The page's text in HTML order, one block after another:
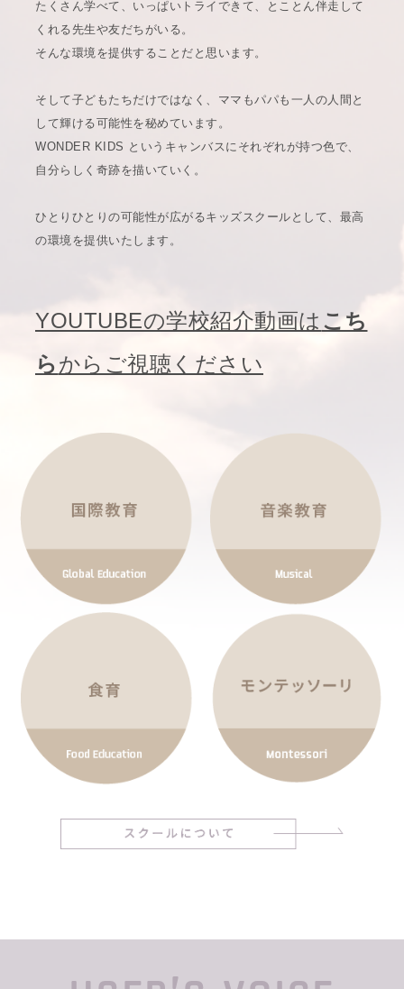
たくさん学べて、いっぱいトライできて、とことん伴走して
くれる先生や友だちがいる。
そんな環境を提供することだと思います。
そして子どもたちだけではなく、ママもパパも一人の人間と
して輝ける可能性を秘めています。
WONDER KIDS というキャンバスにそれぞれが持つ色で、
自分らしく奇跡を描いていく。
ひとりひとりの可能性が広がるキッズスクールとして、最高
の環境を提供いたします。
YOUTUBEの学校紹介動画は こち
らからご視聴ください